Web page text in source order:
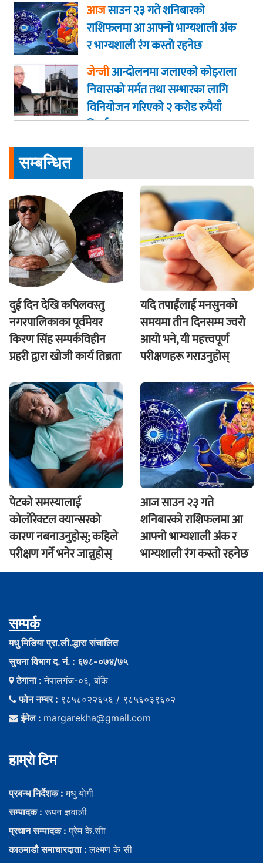
आजसाउन २३ गते शनिबारकाे
राशिफलमा आ आफ्नो भाग्यशाली अंक
र भाग्यशाली रंग कस्तो रहनेछ
जेन्जीआन्दोलनमा जलाएकाे कोइराला
निवासको मर्मत तथा सम्भारका लागि
विनियोजन गरिएको २ करोड रुपैयाँ
फिर्ता
सम्बन्धित
दुई दिन देखि कपिलवस्तु
नगरपालिकाका पूर्वमेयर
किरण सिंह सम्पर्कविहीन
प्रहरी द्वारा खाेजी कार्य तिब्रता
यदि तपाईंलाई मनसुनको
समयमा तीन दिनसम्म ज्वरो
आयो भने, यी महत्त्वपूर्ण
परीक्षणहरू गराउनुहोस्
पेटको समस्यालाई
कोलोरेक्टल क्यान्सरको
कारण नबनाउनुहोस्; कहिले
परीक्षण गर्ने भनेर जान्नुहोस्
आज साउन २३ गते
शनिबारकाे राशिफलमा आ
आफ्नो भाग्यशाली अंक र
भाग्यशाली रंग कस्तो रहनेछ
सम्पर्क
मधु मिडिया प्रा.ली.द्धारा संचालित
सुचना विभाग द. नं. : ६७८-०७४/७५
ठेगाना :नेपालगंज-०६, बाँके
फोन नम्बर : ९८५८०२२६५६ / ९८५६०३९६०२
ईमेल : margarekha@gmail.com
हाम्राे टिम
प्रबन्ध निर्देशक :मधु याेगी
सम्पादक :रूपन ज्ञवाली
प्रधान सम्पादक :प्रेम के.सीा
काठमाडौ समाचारदाता :लक्ष्मण के सी